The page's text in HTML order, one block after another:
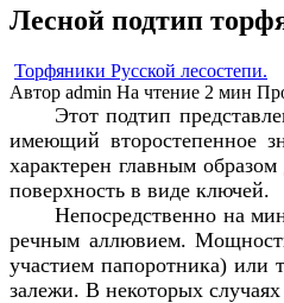
Лесной подтип
Торфяники Русской лесостепи.
Автор admin На чтение 2 мин
Этот подтип
имеющий второстепенное
характерен главным
поверхность в виде ключей.
Непосредственно на
речным аллювием.
участием папоротника) или
залежи. В некоторых